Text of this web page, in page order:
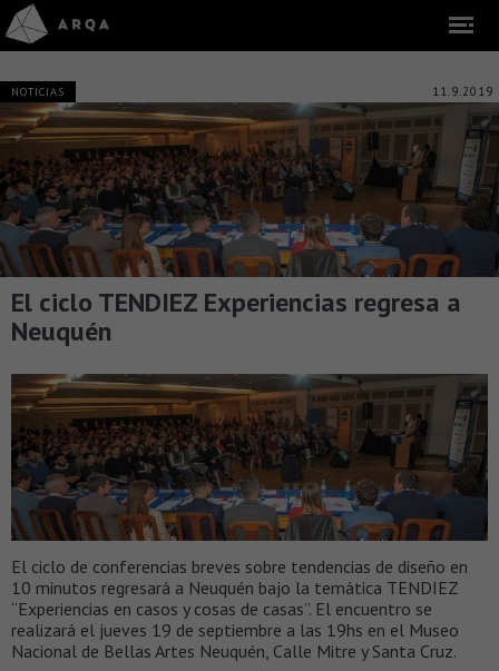
NOTICIAS 11.9.2019
El ciclo TENDIEZ Experiencias regresa a
Neuquén
El ciclo de conferencias breves sobre tendencias de diseño en
10 minutos regresará a Neuquén bajo la temática TENDIEZ
“Experiencias en casos y cosas de casas”. El encuentro se
realizará el jueves 19 de septiembre a las 19hs en el Museo
Nacional de Bellas Artes Neuquén, Calle Mitre y Santa Cruz.